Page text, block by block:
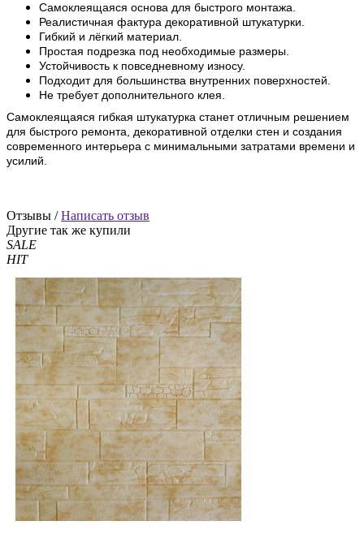
Самоклеящаяся основа для быстрого монтажа.
Реалистичная фактура декоративной штукатурки.
Гибкий и лёгкий материал.
Простая подрезка под необходимые размеры.
Устойчивость к повседневному износу.
Подходит для большинства внутренних поверхностей.
Не требует дополнительного клея.
Самоклеящаяся гибкая штукатурка станет отличным решением
для быстрого ремонта, декоративной отделки стен и создания
современного интерьера с минимальными затратами времени и
усилий.
Отзывы /Написать отзыв
Другие так же купили
SALE
HIT